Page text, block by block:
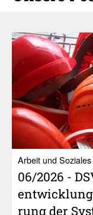
Arbeit und Soziales
06/​2026 -
ent­wick­lung
rung der